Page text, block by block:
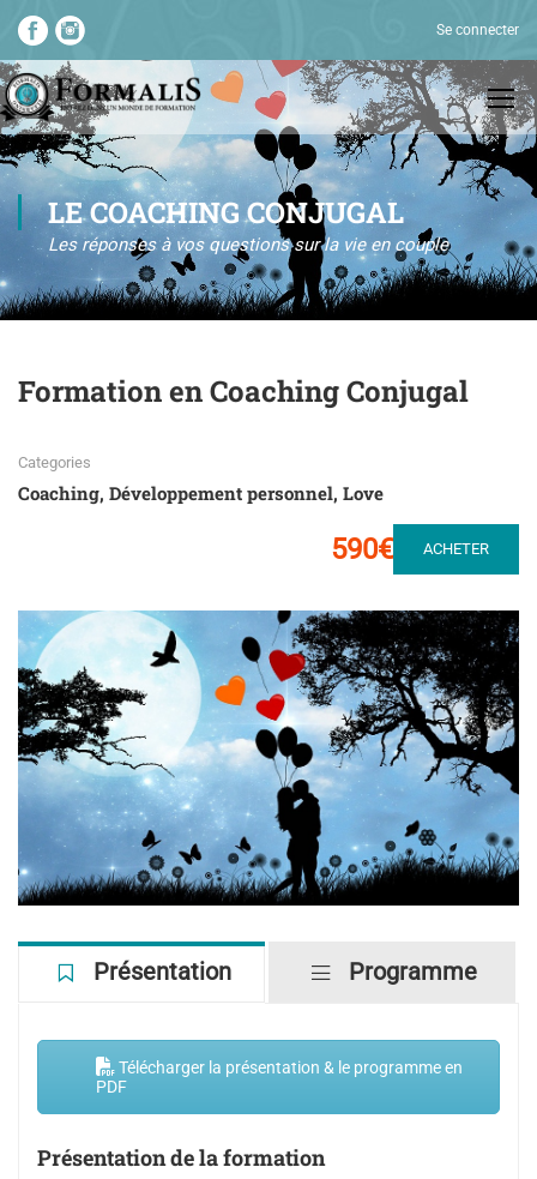
Se connecter
LE COACHING CONJUGAL
Les réponses à vos questions sur la vie en couple
Formation en Coaching Conjugal
Categories
Coaching, Développement personnel, Love
590€ ACHETER
Télécharger la présentation & le programme en
PDF
Présentation de la formation